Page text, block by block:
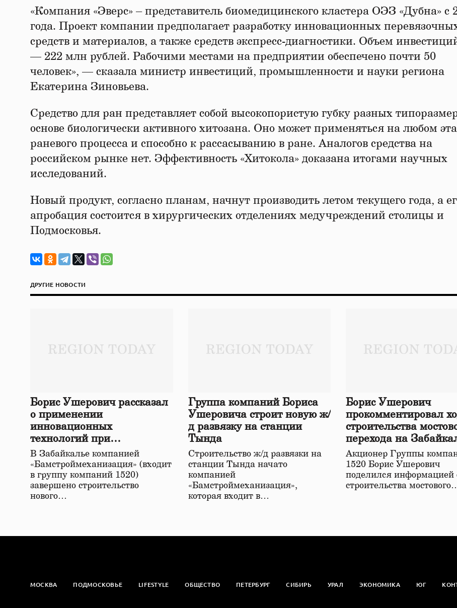
«Компания «Эверс» – представитель биомедицинского кластера ОЭЗ «Дубна» с
года. Проект компании предполагает разработку инновационных
средств и материалов, а также средств экспресс-диагностики. Объем
— 222 млн рублей. Рабочими местами на предприятии обеспечено почти 50
человек», — сказала министр инвестиций, промышленности и науки региона
Екатерина Зиновьева.
Средство для ран представляет собой высокопористую губку разных
основе биологически активного хитозана. Оно может применяться на любом
раневого процесса и способно к рассасыванию в ране. Аналогов средства на
российском рынке нет. Эффективность «Хитокола» доказана итогами научных
исследований.
Новый продукт, согласно планам, начнут производить летом текущего года, а
апробация состоится в хирургических отделениях медучреждений столицы и
Подмосковья.
ДРУГИЕ НОВОСТИ
Борис Ушерович рассказал
о применении
инновационных
технологий при
строительстве нового моста
в Забайкалье
В Забайкалье компанией
«Бамстроймеханизация» (входит
в группу компаний 1520)
завершено строительство
нового…
Группа компаний Бориса
Ушеровича строит новую ж/
д развязку на станции
Тында
Строительство ж/д развязки на
станции Тында начато
компанией
«Бамстроймеханизация»,
которая входит в…
Борис Ушерович
прокомментировал
строительства
перехода на
железной дороге
Акционер Группы
1520 Борис Ушерович
поделился информацией
строительства
МОСКВА ПОДМОСКОВЬЕ LIFESTYLE ОБЩЕСТВО ПЕТЕРБУРГ СИБИРЬ УРАЛ ЭКОНОМИКА ЮГ